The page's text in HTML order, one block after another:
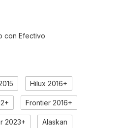
con Efectivo
Hilux 2016+
Frontier 2016+
2023+ Alaskan